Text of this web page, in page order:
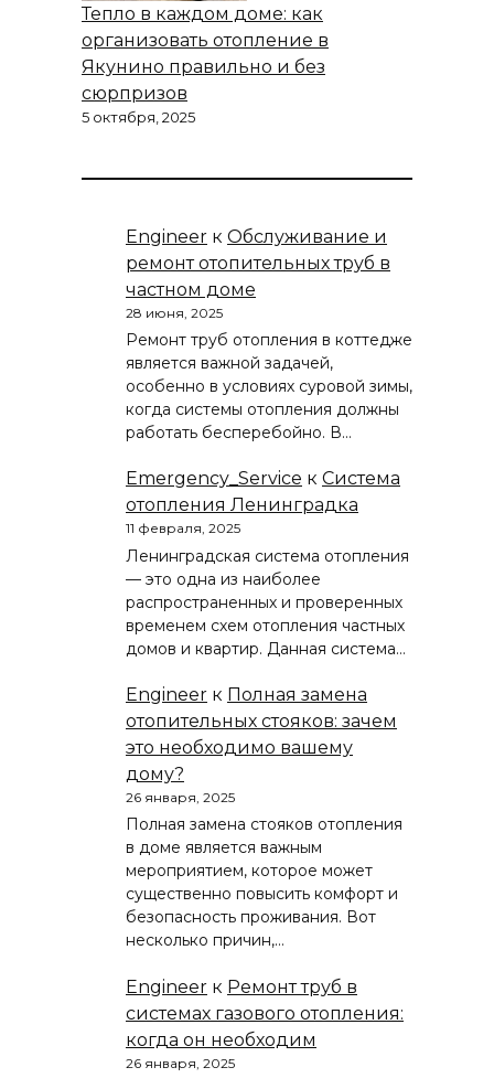
Тепло в каждом доме: как
организовать отопление в
Якунино правильно и без
сюрпризов
5 октября, 2025
Engineer к Обслуживание и
ремонт отопительных труб в
частном доме
28 июня, 2025
Ремонт труб отопления в коттедже
является важной задачей,
особенно в условиях суровой зимы,
когда системы отопления должны
работать бесперебойно. В…
Emergency_Service к Система
отопления Ленинградка
11 февраля, 2025
Ленинградская система отопления
— это одна из наиболее
распространенных и проверенных
временем схем отопления частных
домов и квартир. Данная система…
Engineer к Полная замена
отопительных стояков: зачем
это необходимо вашему
дому?
26 января, 2025
Полная замена стояков отопления
в доме является важным
мероприятием, которое может
существенно повысить комфорт и
безопасность проживания. Вот
несколько причин,…
Engineer к Ремонт труб в
системах газового отопления:
когда он необходим
26 января, 2025